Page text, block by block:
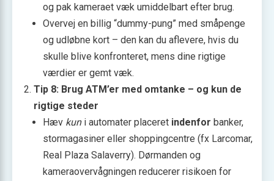
og pak kameraet væk umiddelbart efter brug.
Overvej en billig “dummy-pung” med småpenge
og udløbne kort – den kan du aflevere, hvis du
skulle blive konfronteret, mens dine rigtige
værdier er gemt væk.
Tip 8: Brug ATM’er med omtanke – og kun de
rigtige steder
Hæv kuni automater placeret indenfor banker,
stormagasiner eller shoppingcentre (fx Larcomar,
Real Plaza Salaverry). Dørmanden og
kameraovervågningen reducerer risikoen for